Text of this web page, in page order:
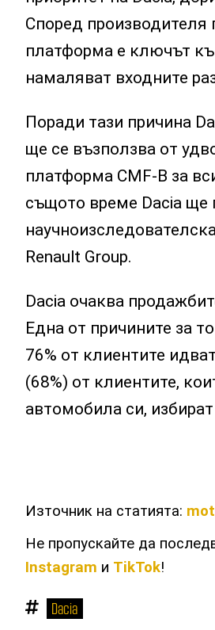
Според производителя
платформа е ключът
намаляват входните
Поради тази причина
ще се възползва от
платформа CMF-B за
същото време Dacia ще
Renault Group.
Dacia очаква
Една от причините за
76% от клиентите
(68%) от клиентите,
автомобила си,
Източник на статията:
Не пропускайте да
Instagram и TikTok!
Dacia